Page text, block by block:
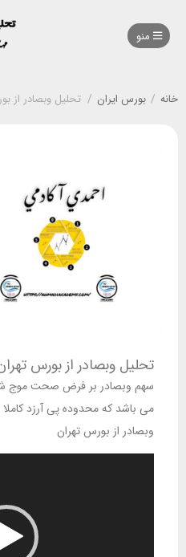
خانه / بورس ایران / تحلیل وبصادر از
تحلیل وبصادر از بورس
سهم وبصادر بر فرض صحت موج
می باشد که محدوده پی آرزد
وبصادر از بورس تهران